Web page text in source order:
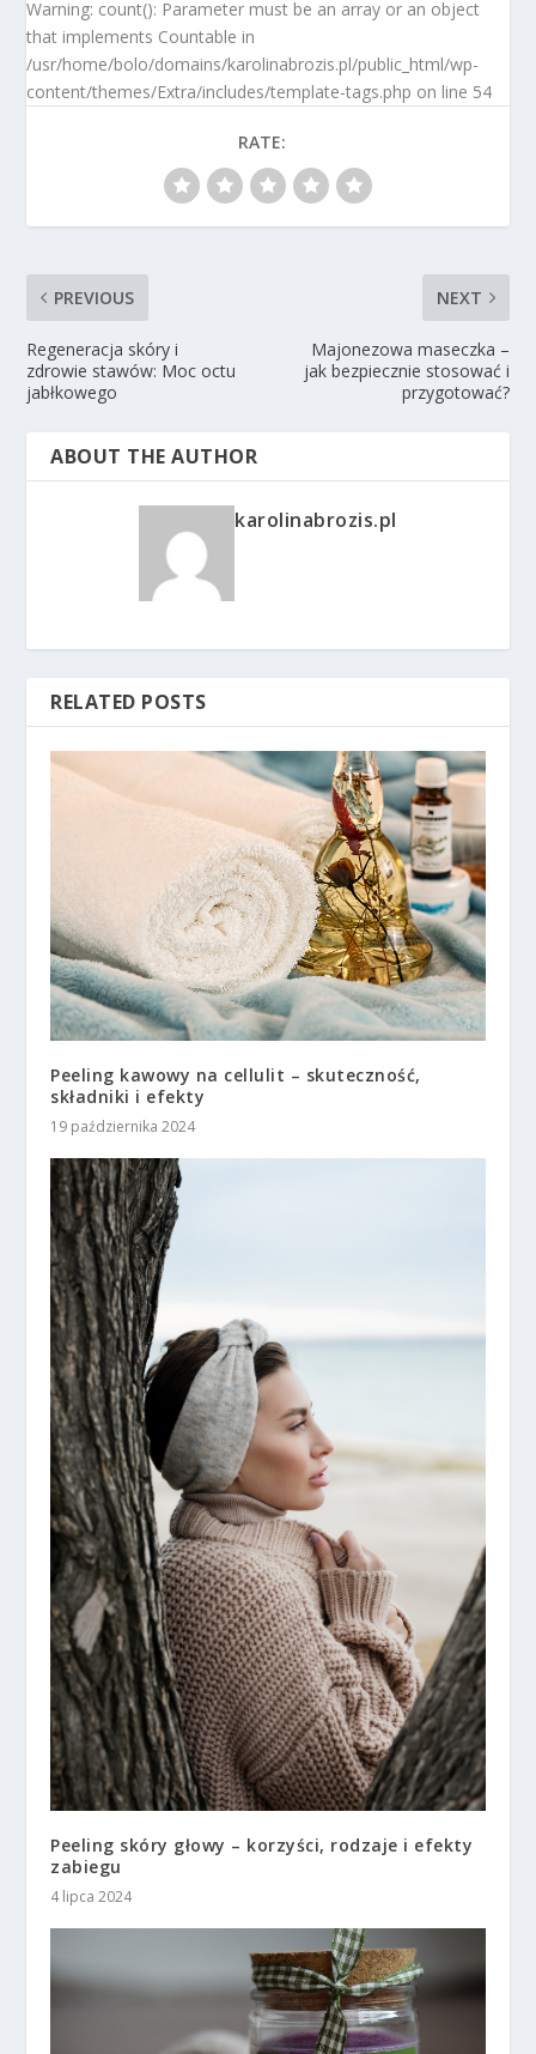
Warning: count(): Parameter must be an array or an object
that implements Countable in
/usr/home/bolo/domains/karolinabrozis.pl/public_html/wp-
content/themes/Extra/includes/template-tags.php on line 54
RATE:
PREVIOUS
Regeneracja skóry i
zdrowie stawów: Moc octu
jabłkowego
NEXT
Majonezowa maseczka –
jak bezpiecznie stosować i
przygotować?
ABOUT THE AUTHOR
karolinabrozis.pl
RELATED POSTS
Peeling kawowy na cellulit – skuteczność,
składniki i efekty
19 października 2024
Peeling skóry głowy – korzyści, rodzaje i efekty
zabiegu
4 lipca 2024